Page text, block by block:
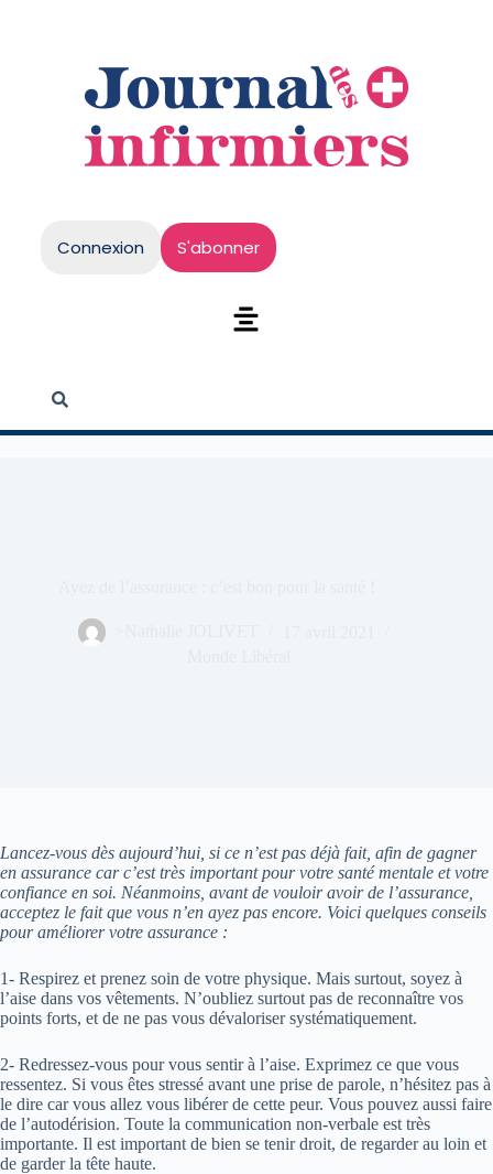
Connexion S'abonner
Lancez-vous dès aujourd’hui, si ce n’est pas déjà fait, afin de gagner
en assurance car c’est très important pour votre santé mentale et votre
confiance en soi. Néanmoins, avant de vouloir avoir de l’assurance,
acceptez le fait que vous n’en ayez pas encore. Voici quelques conseils
pour améliorer votre assurance :
1- Respirez et prenez soin de votre physique. Mais surtout, soyez à
l’aise dans vos vêtements. N’oubliez surtout pas de reconnaître vos
points forts, et de ne pas vous dévaloriser systématiquement.
2- Redressez-vous pour vous sentir à l’aise. Exprimez ce que vous
ressentez. Si vous êtes stressé avant une prise de parole, n’hésitez pas à
le dire car vous allez vous libérer de cette peur. Vous pouvez aussi faire
de l’autodérision. Toute la communication non-verbale est très
importante. Il est important de bien se tenir droit, de regarder au loin et
de garder la tête haute.